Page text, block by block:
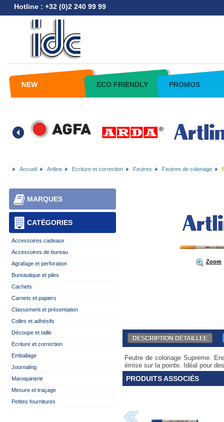
Hotline : +32 (0)2 240 99 99
NEW ECO FRIENDLY PROMOS
Accueil Artline Ecriture et correction Feutres Feutres de coloriage
CATÉGORIES
MARQUES
Accessoires cadeaux
Accessoires de bureau
Agrafage et perforation
Bureautique et piles
Cachets
Carnets et papiers
Classement et présentation
Colles et adhésifs
Découpe et taille
Ecriture et correction
Emballage
Journaling
Maroquinerie
Mesure et traçage
Petites fournitures
Zoom
DESCRIPTION DÉTAILLÉE
Feutre de coloriage Supreme.
émise sur la pointe. Idéal pour
PRODUITS ASSOCIÉS